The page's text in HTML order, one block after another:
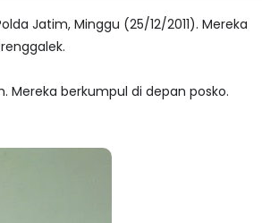
Jatim, Minggu (25/12/2011). Mereka
Mereka berkumpul di depan posko.